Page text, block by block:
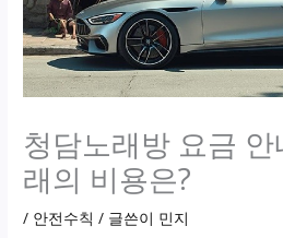
청담노래방 요금
래의 비용은?
/ 안전수칙 / 글쓴이 민지